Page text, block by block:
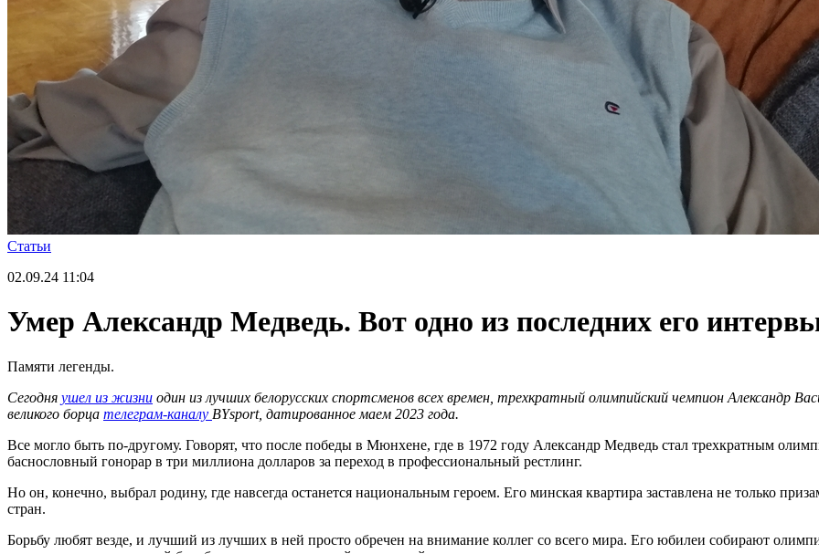
Статьи
02.09.24 11:04
Умер Александр Медведь. Вот одно из последних его
Памяти легенды.
Сегодня ушел из жизни один из лучших белорусских спортсменов всех времен, трехкратный олимпийский чемпион Александр
великого борца телеграм-каналу BYsport, датированное маем 2023 года.
Все могло быть по-другому. Говорят, что после победы в Мюнхене, где в 1972 году Александр Медведь стал трехкратным
баснословный гонорар в три миллиона долларов за переход в профессиональный рестлинг.
Но он, конечно, выбрал родину, где навсегда останется национальным героем. Его минская квартира заставлена не только
стран.
Борьбу любят везде, и лучший из лучших в ней просто обречен на внимание коллег со всего мира. Его юбилеи собирают